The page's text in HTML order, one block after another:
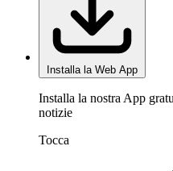
Installa la Web App
Installa la nostra App
notizie
Tocca